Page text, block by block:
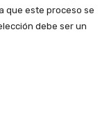
que este proceso se
debe ser un